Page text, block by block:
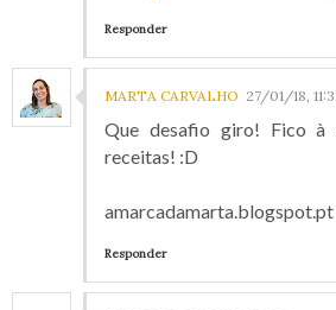
Responder
MARTA CARVALHO 27/01/18,
Que desafio giro! Fico à
receitas! :D
amarcadamarta.blogspot.pt
Responder